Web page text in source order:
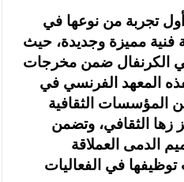
تجربة من نوعها في
فنية مميزة وجديدة، حيث
الكرنفال ضمن مخرجات
المعهد الفرنسي في
المؤسسات الثقافية
زها الثقافي، وتضمن
الدمى العملاقة
توظيفها في الفعاليات